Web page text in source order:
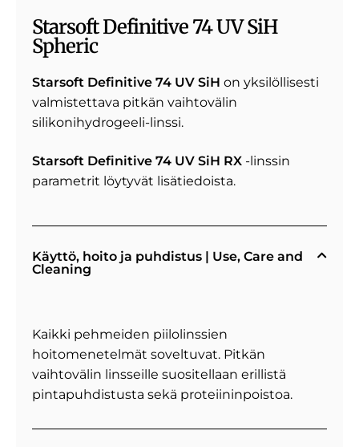
Starsoft Definitive 74 UV SiH
Spheric
Starsoft Definitive 74 UV SiH on yksilöllisesti
valmistettava pitkän vaihtovälin
silikonihydrogeeli-linssi.
Starsoft Definitive 74 UV SiH RX -linssin
parametrit löytyvät lisätiedoista.
Käyttö, hoito ja puhdistus | Use, Care and
Cleaning
Kaikki pehmeiden piilolinssien
hoitomenetelmät soveltuvat. Pitkän
vaihtovälin linsseille suositellaan erillistä
pintapuhdistusta sekä proteiininpoistoa.